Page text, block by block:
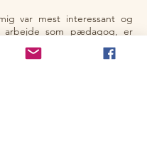
var mest interessant og
som pædagog, er
driver mig i mit daglige
At lytte, spørge ind